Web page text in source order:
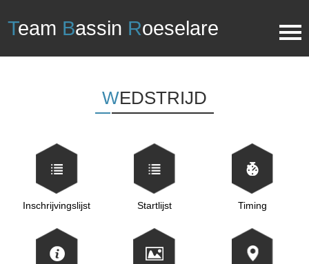
Team Bassin Roeselare
WEDSTRIJD
Inschrijvingslijst Startlijst Timing